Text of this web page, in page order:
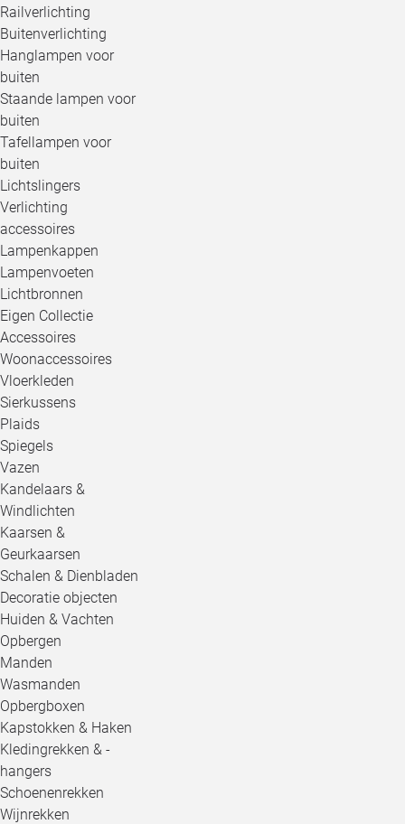
Railverlichting
Buitenverlichting
Hanglampen voor
buiten
Staande lampen voor
buiten
Tafellampen voor
buiten
Lichtslingers
Verlichting
accessoires
Lampenkappen
Lampenvoeten
Lichtbronnen
Eigen Collectie
Accessoires
Woonaccessoires
Vloerkleden
Sierkussens
Plaids
Spiegels
Vazen
Kandelaars &
Windlichten
Kaarsen &
Geurkaarsen
Schalen & Dienbladen
Decoratie objecten
Huiden & Vachten
Opbergen
Manden
Wasmanden
Opbergboxen
Kapstokken & Haken
Kledingrekken & -
hangers
Schoenenrekken
Wijnrekken